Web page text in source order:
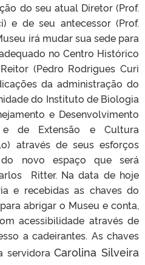
do seu atual Diretor (Prof.
e de seu antecessor (Prof.
irá mudar sua sede para
no Centro Histórico
(Pedro Rodrigues Curi
da administração do
do Instituto de Biologia
e Desenvolvimento
e de Extensão e Cultura
através de seus esforços
novo espaço que será
Ritter. Na data de hoje
e recebidas as chaves do
abrigar o Museu e conta,
acessibilidade através de
a cadeirantes. As chaves
servidoraCarolina Silveira